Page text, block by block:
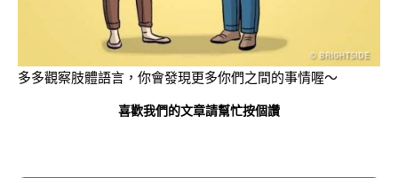
多多觀察肢體語言，你會發現更多你們之間的事情喔～
喜歡我們的文章請幫忙按個讚